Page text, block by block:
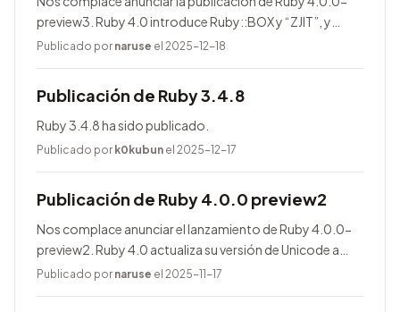
preview3. Ruby 4.0 introduce Ruby::BOX y “ZJIT”, y
agrega muchas mejoras.
Publicado por naruse el 2025-12-18
Publicación de Ruby 3.4.8
Ruby 3.4.8 ha sido publicado.
Publicado por k0kubun el 2025-12-17
Publicación de Ruby 4.0.0 preview2
Nos complace anunciar el lanzamiento de Ruby 4.0.0-
preview2. Ruby 4.0 actualiza su versión de Unicode a
17.0.0, entre otras novedades.
Publicado por naruse el 2025-11-17